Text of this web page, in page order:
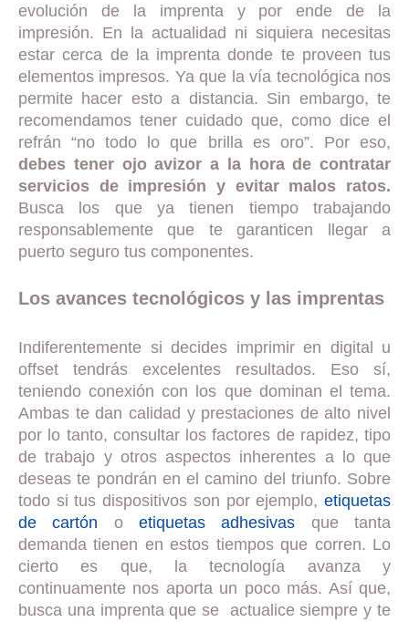
evolución de la imprenta y por ende de la
impresión. En la actualidad ni siquiera necesitas
estar cerca de la imprenta donde te proveen tus
elementos impresos. Ya que la vía tecnológica nos
permite hacer esto a distancia. Sin embargo, te
recomendamos tener cuidado que, como dice el
refrán “no todo lo que brilla es oro”. Por eso,
debes tener ojo avizor a la hora de contratar
servicios de impresión y evitar malos ratos.
Busca los que ya tienen tiempo trabajando
responsablemente que te garanticen llegar a
puerto seguro tus componentes.
Los avances tecnológicos y las imprentas
Indiferentemente si decides imprimir en digital u
offset tendrás excelentes resultados. Eso sí,
teniendo conexión con los que dominan el tema.
Ambas te dan calidad y prestaciones de alto nivel
por lo tanto, consultar los factores de rapidez, tipo
de trabajo y otros aspectos inherentes a lo que
deseas te pondrán en el camino del triunfo. Sobre
todo si tus dispositivos son por ejemplo, etiquetas
de cartón oetiquetas adhesivas que tanta
demanda tienen en estos tiempos que corren. Lo
cierto es que, la tecnología avanza y
continuamente nos aporta un poco más. Así que,
busca una imprenta que se actualice siempre y te